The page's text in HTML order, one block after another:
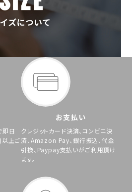
即日
上ご
お支払い
クレジットカード決済、コンビニ決
済、Amazon Pay、銀行振込、代金
引換、Paypay支払いがご利用頂け
ます。